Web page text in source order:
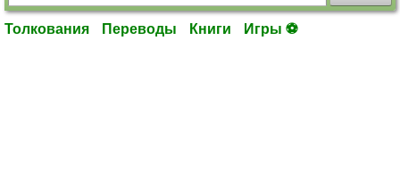
Толкования Переводы Книги Игры ⚽